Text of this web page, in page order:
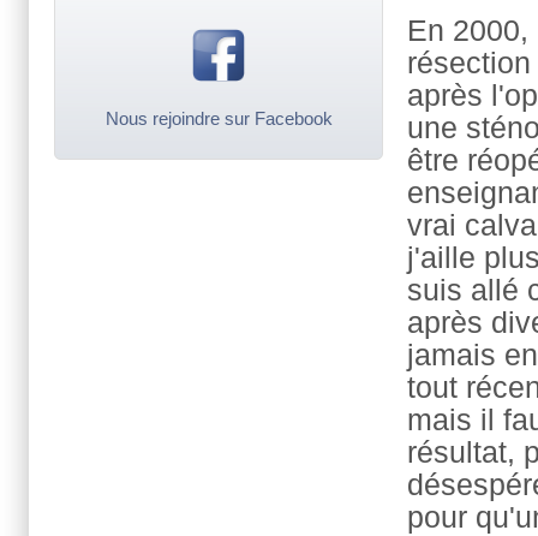
En
après
une
être
vrai
j'aille
suis allé
après
jamais
tout
mais il
résultat,
pour
Nous rejoindre sur Facebook